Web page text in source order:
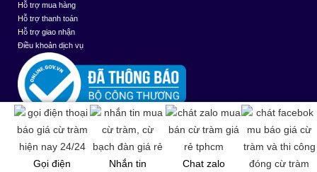
Hỗ trợ mua hàng
Hỗ trợ thanh toán
Hỗ trợ giao nhận
Điều khoản dịch vụ
Thiết kế web bởi
WebMinhThuan.Com
re-editby
Gọi điện Nhắn tin Chat zalo